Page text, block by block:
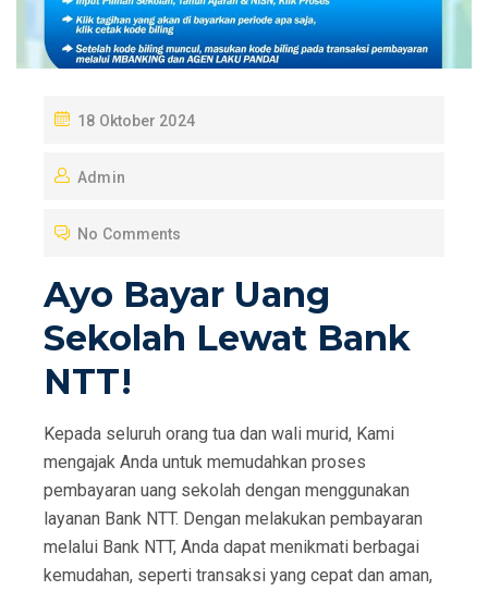
P
S
E
O
N
18 Oktober 2024
Admin
No Comments
Ayo Bayar Uang
Sekolah Lewat Bank
NTT!
Kepada seluruh orang tua dan wali murid, Kami
mengajak Anda untuk memudahkan proses
pembayaran uang sekolah dengan menggunakan
layanan Bank NTT. Dengan melakukan pembayaran
melalui Bank NTT, Anda dapat menikmati berbagai
kemudahan, seperti transaksi yang cepat dan aman,